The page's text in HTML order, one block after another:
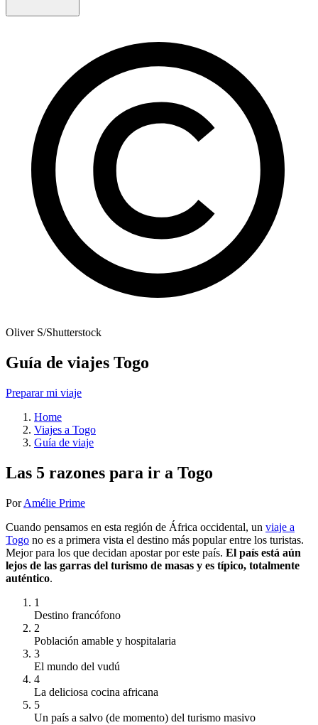
Oliver S/Shutterstock
Guía de viajes Togo
Preparar mi viaje
Home
Viajes a Togo
Guía de viaje
Las 5 razones para ir a Togo
PorAmélie Prime
Cuando pensamos en esta región de África occidental, un viaje a
Togo no es a primera vista el destino más popular entre los turistas.
Mejor para los que decidan apostar por este país. El país está aún
lejos de las garras del turismo de masas y es típico, totalmente
auténtico.
1
Destino francófono
2
Población amable y hospitalaria
3
El mundo del vudú
4
La deliciosa cocina africana
5
Un país a salvo (de momento) del turismo masivo